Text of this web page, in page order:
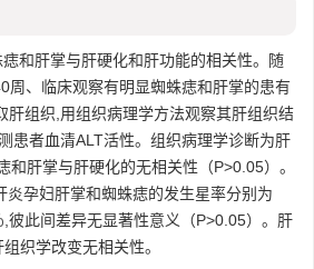
和肝掌与肝硬化和肝功能的相关性。随
周、临床观察有明显蜘蛛痣和肝掌的患有
肝组织,用组织病理学方法观察其肝组织结
患者血清ALT活性。组织病理学诊断为肝
和肝掌与肝硬化的无相关性（P>0.05）。
炎孕妇肝掌和蜘蛛痣的发生星率分别为
彼此间差异无显著性意义（P>0.05）。肝
织学改变无相关性。